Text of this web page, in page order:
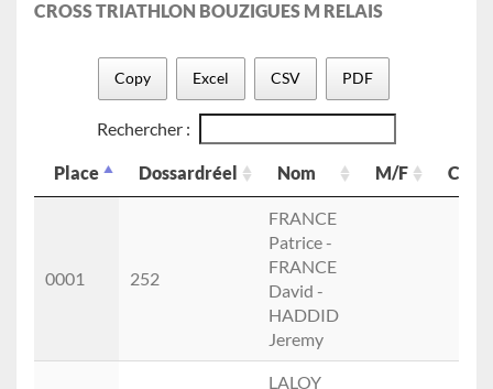
CROSS TRIATHLON BOUZIGUES M RELAIS
Copy Excel CSV PDF
Rechercher :
Place Dossardréel Nom M/F
Cat.
Nom
0001 252
FRANCE
Patrice -
FRANCE
David -
HADDID
Jeremy
LALOY